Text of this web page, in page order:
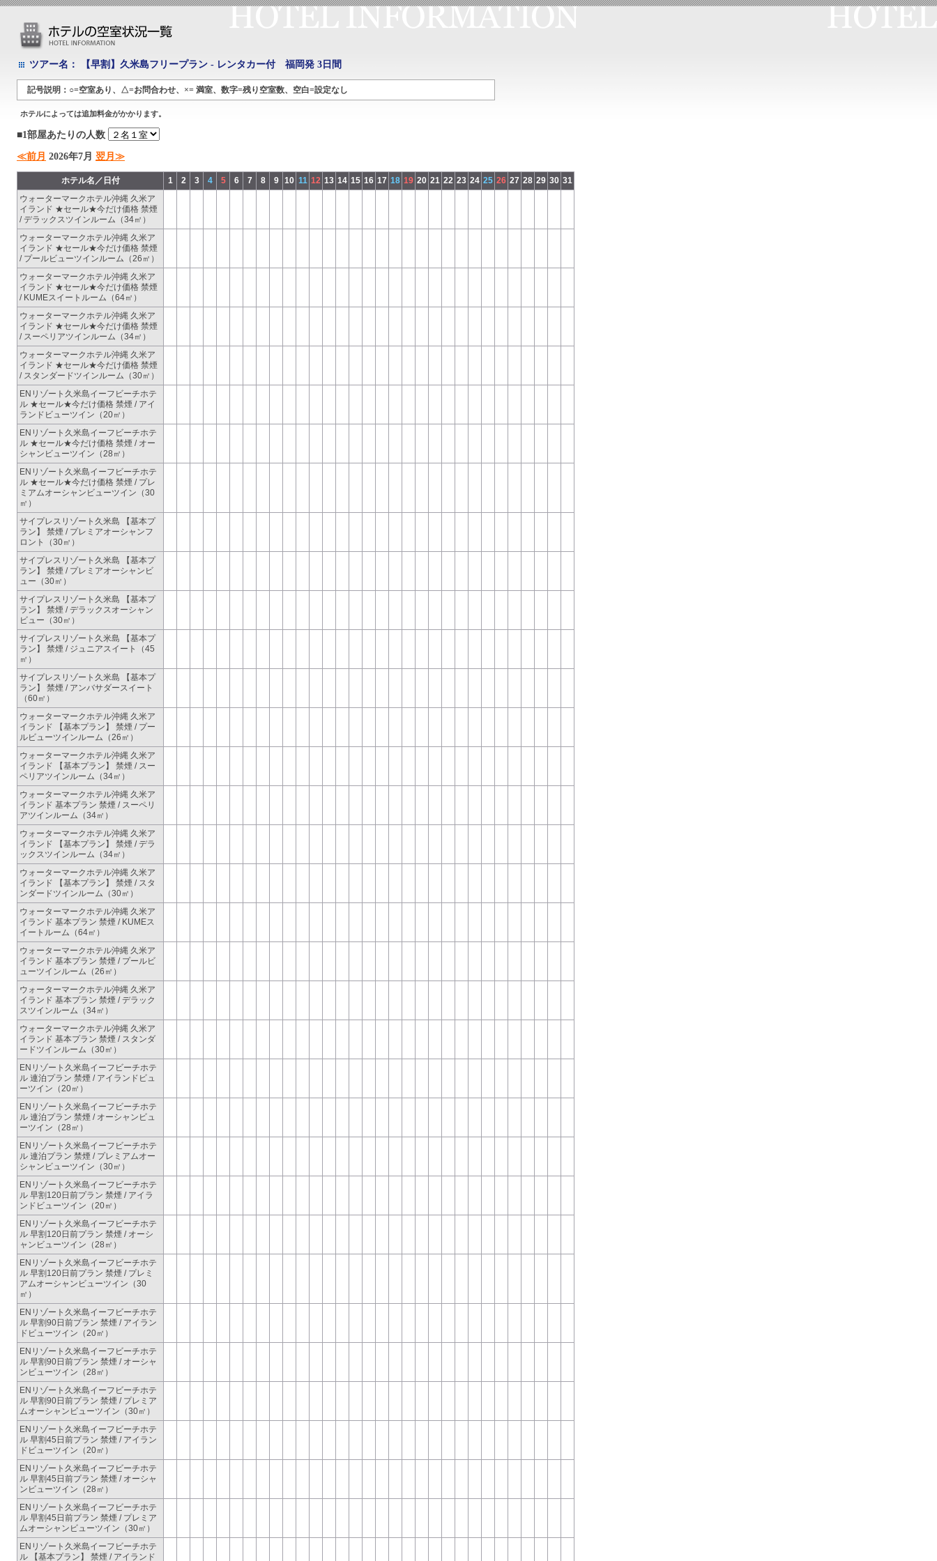
ツアー名： 【早割】久米島フリープラン - レンタカー付 福岡発 3日間
記号説明：○=空室あり、△=お問合わせ、×= 満室、数字=残り空室数、空白=設定なし
ホテルによっては追加料金がかかります。
■1部屋あたりの人数
≪前月 2026年7月 翌月≫
ホテル名／日付 1 2 3 4 5 6 7 8 9 10 11 12 13 14 15 16 17 18 19 20 21 22 23 24 25 26 27 28 29 30 31
ウォーターマークホテル沖縄 久米ア
イランド ★セール★今だけ価格 禁煙
/ デラックスツインルーム（34㎡）
ウォーターマークホテル沖縄 久米ア
イランド ★セール★今だけ価格 禁煙
/ プールビューツインルーム（26㎡）
ウォーターマークホテル沖縄 久米ア
イランド ★セール★今だけ価格 禁煙
/ KUMEスイートルーム（64㎡）
ウォーターマークホテル沖縄 久米ア
イランド ★セール★今だけ価格 禁煙
/ スーペリアツインルーム（34㎡）
ウォーターマークホテル沖縄 久米ア
イランド ★セール★今だけ価格 禁煙
/ スタンダードツインルーム（30㎡）
ENリゾート久米島イーフビーチホテ
ル ★セール★今だけ価格 禁煙 / アイ
ランドビューツイン（20㎡）
ENリゾート久米島イーフビーチホテ
ル ★セール★今だけ価格 禁煙 / オー
シャンビューツイン（28㎡）
ENリゾート久米島イーフビーチホテ
ル ★セール★今だけ価格 禁煙 / プレ
ミアムオーシャンビューツイン（30
㎡）
サイプレスリゾート久米島 【基本プ
ラン】 禁煙 / プレミアオーシャンフ
ロント（30㎡）
サイプレスリゾート久米島 【基本プ
ラン】 禁煙 / プレミアオーシャンビ
ュー（30㎡）
サイプレスリゾート久米島 【基本プ
ラン】 禁煙 / デラックスオーシャン
ビュー（30㎡）
サイプレスリゾート久米島 【基本プ
ラン】 禁煙 / ジュニアスイート（45
㎡）
サイプレスリゾート久米島 【基本プ
ラン】 禁煙 / アンバサダースイート
（60㎡）
ウォーターマークホテル沖縄 久米ア
イランド 【基本プラン】 禁煙 / プー
ルビューツインルーム（26㎡）
ウォーターマークホテル沖縄 久米ア
イランド 【基本プラン】 禁煙 / スー
ペリアツインルーム（34㎡）
ウォーターマークホテル沖縄 久米ア
イランド 基本プラン 禁煙 / スーペリ
アツインルーム（34㎡）
ウォーターマークホテル沖縄 久米ア
イランド 【基本プラン】 禁煙 / デラ
ックスツインルーム（34㎡）
ウォーターマークホテル沖縄 久米ア
イランド 【基本プラン】 禁煙 / スタ
ンダードツインルーム（30㎡）
ウォーターマークホテル沖縄 久米ア
イランド 基本プラン 禁煙 / KUMEス
イートルーム（64㎡）
ウォーターマークホテル沖縄 久米ア
イランド 基本プラン 禁煙 / プールビ
ューツインルーム（26㎡）
ウォーターマークホテル沖縄 久米ア
イランド 基本プラン 禁煙 / デラック
スツインルーム（34㎡）
ウォーターマークホテル沖縄 久米ア
イランド 基本プラン 禁煙 / スタンダ
ードツインルーム（30㎡）
ENリゾート久米島イーフビーチホテ
ル 連泊プラン 禁煙 / アイランドビュ
ーツイン（20㎡）
ENリゾート久米島イーフビーチホテ
ル 連泊プラン 禁煙 / オーシャンビュ
ーツイン（28㎡）
ENリゾート久米島イーフビーチホテ
ル 連泊プラン 禁煙 / プレミアムオー
シャンビューツイン（30㎡）
ENリゾート久米島イーフビーチホテ
ル 早割120日前プラン 禁煙 / アイラ
ンドビューツイン（20㎡）
ENリゾート久米島イーフビーチホテ
ル 早割120日前プラン 禁煙 / オーシ
ャンビューツイン（28㎡）
ENリゾート久米島イーフビーチホテ
ル 早割120日前プラン 禁煙 / プレミ
アムオーシャンビューツイン（30
㎡）
ENリゾート久米島イーフビーチホテ
ル 早割90日前プラン 禁煙 / アイラン
ドビューツイン（20㎡）
ENリゾート久米島イーフビーチホテ
ル 早割90日前プラン 禁煙 / オーシャ
ンビューツイン（28㎡）
ENリゾート久米島イーフビーチホテ
ル 早割90日前プラン 禁煙 / プレミア
ムオーシャンビューツイン（30㎡）
ENリゾート久米島イーフビーチホテ
ル 早割45日前プラン 禁煙 / アイラン
ドビューツイン（20㎡）
ENリゾート久米島イーフビーチホテ
ル 早割45日前プラン 禁煙 / オーシャ
ンビューツイン（28㎡）
ENリゾート久米島イーフビーチホテ
ル 早割45日前プラン 禁煙 / プレミア
ムオーシャンビューツイン（30㎡）
ENリゾート久米島イーフビーチホテ
ル 【基本プラン】 禁煙 / アイランド